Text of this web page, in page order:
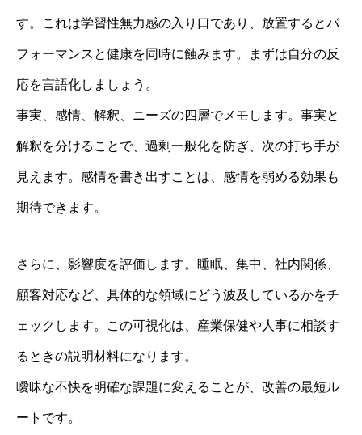
す。これは学習性無力感の入り口であり、放置するとパ
フォーマンスと健康を同時に蝕みます。まずは自分の反
応を言語化しましょう。
事実、感情、解釈、ニーズの四層でメモします。事実と
解釈を分けることで、過剰一般化を防ぎ、次の打ち手が
見えます。感情を書き出すことは、感情を弱める効果も
期待できます。
さらに、影響度を評価します。睡眠、集中、社内関係、
顧客対応など、具体的な領域にどう波及しているかをチ
ェックします。この可視化は、産業保健や人事に相談す
るときの説明材料になります。
曖昧な不快を明確な課題に変えることが、改善の最短ル
ートです。